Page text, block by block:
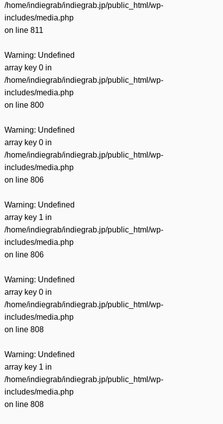
/home/indiegrab/indiegrab.jp/public_html/wp-
includes/media.php
on line 811
Warning: Undefined
array key 0 in
/home/indiegrab/indiegrab.jp/public_html/wp-
includes/media.php
on line 800
Warning: Undefined
array key 0 in
/home/indiegrab/indiegrab.jp/public_html/wp-
includes/media.php
on line 806
Warning: Undefined
array key 1 in
/home/indiegrab/indiegrab.jp/public_html/wp-
includes/media.php
on line 806
Warning: Undefined
array key 0 in
/home/indiegrab/indiegrab.jp/public_html/wp-
includes/media.php
on line 808
Warning: Undefined
array key 1 in
/home/indiegrab/indiegrab.jp/public_html/wp-
includes/media.php
on line 808